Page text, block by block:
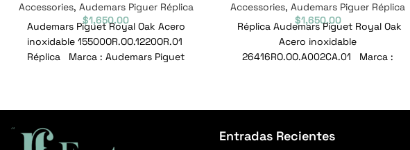
Accessories, Audemars Piguer Réplica
$1,650.00
Audemars Piguet Royal Oak Acero
inoxidable 15500OR.OO.1220OR.01
Réplica Marca : Audemars Piguet
Accessories,Audemars Piguer Réplica
$1,650.00
Réplica Audemars Piguet Royal Oak
Acero inoxidable
26416RO.OO.A002CA.01 Marca :
Entradas Recientes